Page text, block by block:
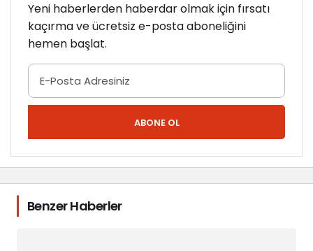
Yeni haberlerden haberdar olmak için fırsatı
kaçırma ve ücretsiz e-posta aboneliğini
hemen başlat.
ABONE OL
Benzer Haberler